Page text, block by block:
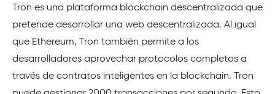
Tron es una plataforma blockchain descentralizada que
pretende desarrollar una web descentralizada. Al igual
que Ethereum, Tron también permite a los
desarrolladores aprovechar protocolos completos a
través de contratos inteligentes en la blockchain. Tron